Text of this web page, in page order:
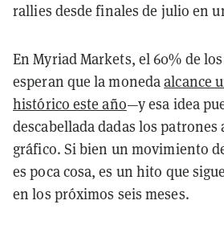
rallies desde finales de julio en
En Myriad Markets, el 60% de
esperan que la monedaalcance
histórico este año—y esa idea
descabellada dadas los patrones
gráfico. Si bien un movimiento
es poca cosa, es un hito que
en los próximos seis meses.